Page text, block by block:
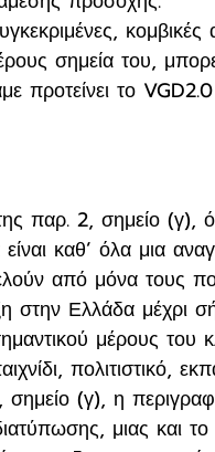
σημεία του,
προτείνει το
παρ. 2, σημείο (γ),
είναι καθ’ όλα μια
από μόνα τους
στην Ελλάδα
μέρους
πολιτιστικό,
σημείο (γ), η
μιας και